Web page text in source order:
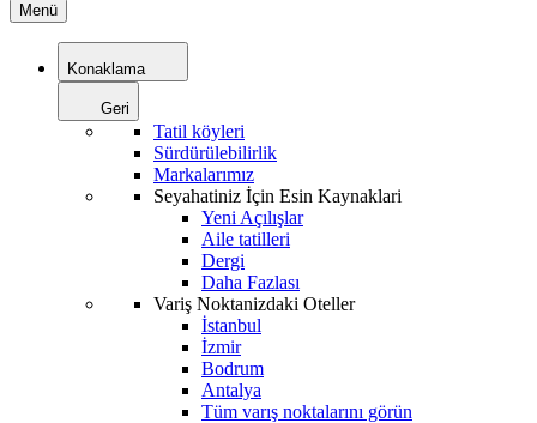
Menü
Konaklama
Geri
Tatil köyleri
Sürdürülebilirlik
Markalarımız
Seyahatiniz İçin Esin Kaynaklari
Yeni Açılışlar
Aile tatilleri
Dergi
Daha Fazlası
Variş Noktanizdaki Oteller
İstanbul
İzmir
Bodrum
Antalya
Tüm varış noktalarını görün